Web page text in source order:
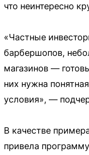
что неинтересно
«Частные
барбершопов,
магазинов —
них нужна
условия», —
В качестве
привела